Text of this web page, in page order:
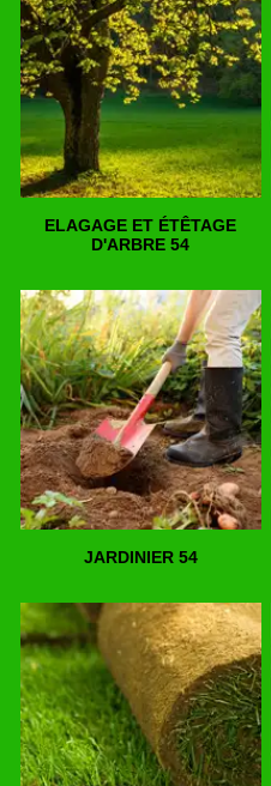
ELAGAGE ET ÉTÊTAGE
D'ARBRE 54
JARDINIER 54